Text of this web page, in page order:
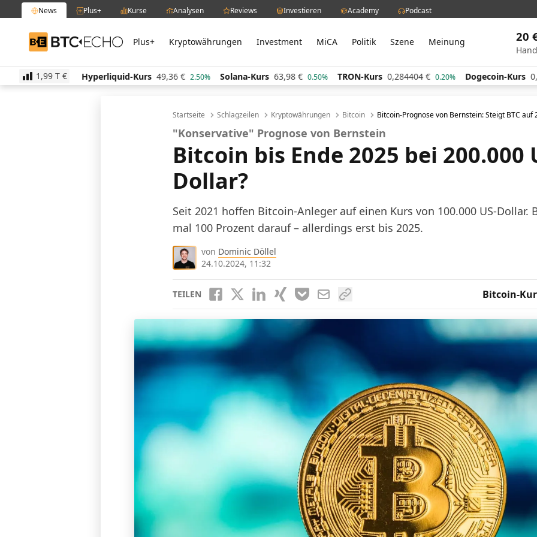
News Plus+ Kurse Analysen Reviews Investieren Academy Podcast
BTC-ECHO Plus+ Kryptowährungen Investment MiCA Politik Szene Meinung 20
1,99 T €
-0.20% Hyperliquid-Kurs 49,36 € 2.50% Solana-Kurs 63,98 € 0.50% TRON-Kurs 0,284404 € 0.20% Dogecoin-Kurs 0,060483 €
Startseite Schlagzeilen Kryptowährungen Bitcoin Bitcoin-Prognose von Bernstein: Steigt BTC auf
"Konservative" Prognose von Bernstein
Bitcoin bis Ende 2025 bei 200.000
Dollar?
Seit 2021 hoffen Bitcoin-Anleger auf einen Kurs von 100.000 US-Dollar.
mal 100 Prozent darauf – allerdings erst bis 2025.
von Dominic Döllel
24.10.2024, 11:32
TEILEN Bitcoin-